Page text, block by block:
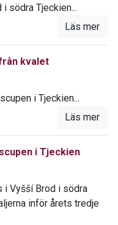
södra Tjeckien...
Läs mer
kvalet
i Tjeckien...
Läs mer
i Tjeckien
i Vyšší Brod i södra
inför årets tredje